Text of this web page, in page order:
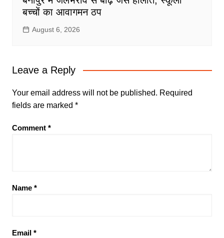
बच्चों का आवागमन ठप
August 6, 2026
Leave a Reply
Your email address will not be published. Required
fields are marked *
Comment *
Name *
Email *